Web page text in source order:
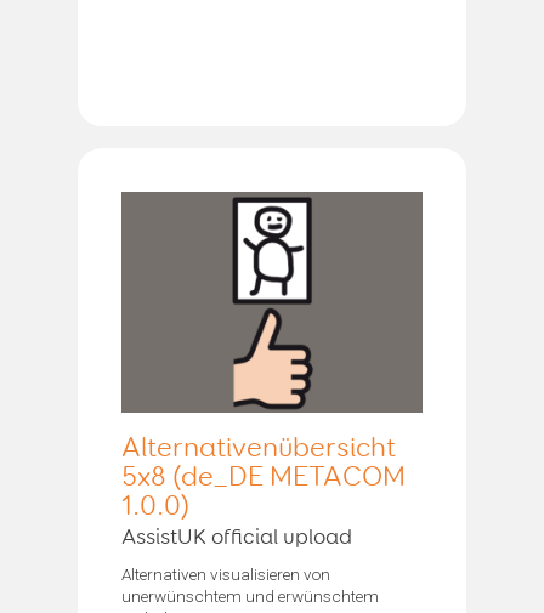
Alternativenübersicht
5x8 (de_DE METACOM
1.0.0)
AssistUK official upload
Alternativen visualisieren von
unerwünschtem und erwünschtem